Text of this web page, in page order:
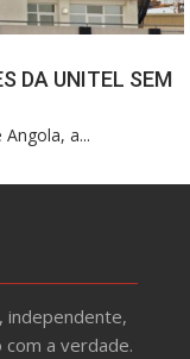
DA UNITEL SEM
a...
independente,
a verdade.